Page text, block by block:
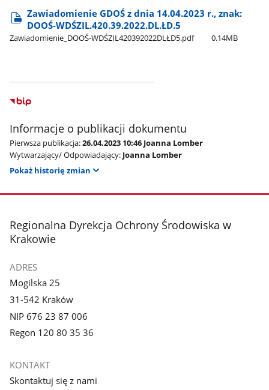
Zawiadomienie GDOŚ z dnia 14.04.2023 r., znak:
DOOŚ-WDŚZIL.420.39.2022.DL.ŁD.5
Zawiadomienie​_DOOŚ-WDŚZIL420392022DLŁD5.pdf 0.14MB
Informacje o publikacji dokumentu
Pierwsza publikacja:26.04.2023 10:46 Joanna Lomber
Wytwarzający/ Odpowiadający: Joanna Lomber
Pokaż historię zmian
stopka
Regionalna Dyrekcja Ochrony Środowiska w
Krakowie
ADRES
Mogilska 25
31-542 Kraków
NIP 676 23 87 006
Regon 120 80 35 36
KONTAKT
Skontaktuj się z nami